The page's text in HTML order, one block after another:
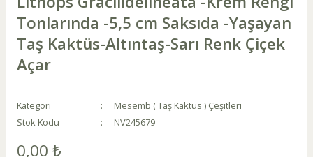
Tonlarında -5,5 cm Saksıda -Yaşayan
Taş Kaktüs-Altıntaş-Sarı Renk Çiçek
Açar
Kategori
Mesemb ( Taş Kaktüs ) Çeşitleri
Stok Kodu
NV245679
0,00 ₺